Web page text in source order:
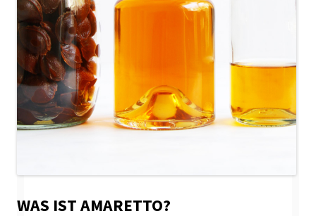
WAS IST AMARETTO?